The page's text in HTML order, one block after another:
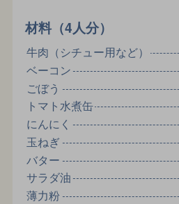
材料（4人分）
牛肉（シチュー用など）
ベーコン
ごぼう
トマト水煮缶
にんにく
玉ねぎ
バター
サラダ油
薄力粉